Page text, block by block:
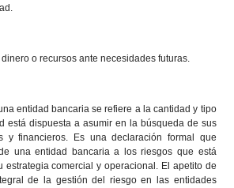
o recursos ante necesidades futuras.
entidad bancaria se refiere a la cantidad y tipo
está dispuesta a asumir en la búsqueda de sus
y financieros. Es una declaración formal que
una entidad bancaria a los riesgos que está
estrategia comercial y operacional. El apetito de
de la gestión del riesgo en las entidades